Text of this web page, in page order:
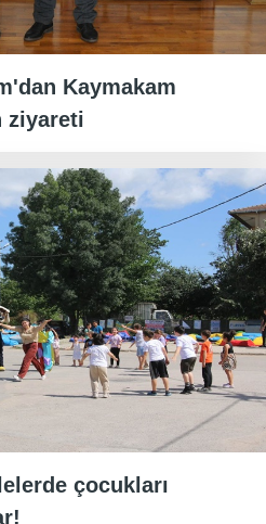
Kaymakam
ziyareti
çocukları